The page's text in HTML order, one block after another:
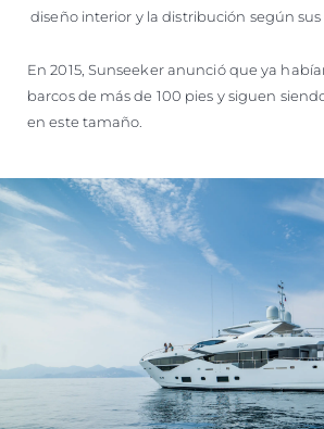
diseño interior y la distribución según sus
En 2015, Sunseeker anunció que ya
barcos de más de 100 pies y siguen
en este tamaño.